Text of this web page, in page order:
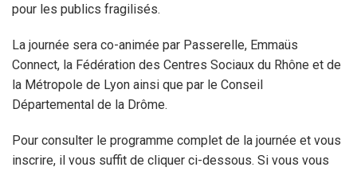
pour les publics fragilisés.
La journée sera co-animée par Passerelle, Emmaüs
Connect, la Fédération des Centres Sociaux du Rhône et de
la Métropole de Lyon ainsi que par le Conseil
Départemental de la Drôme.
Pour consulter le programme complet de la journée et vous
inscrire, il vous suffit de cliquer ci-dessous. Si vous vous